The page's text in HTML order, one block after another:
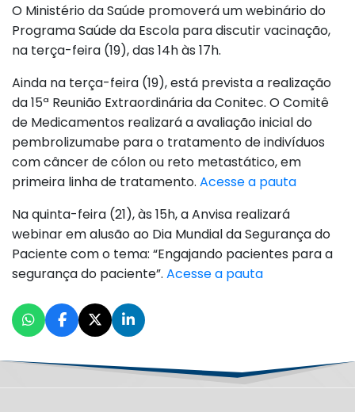
O Ministério da Saúde promoverá um webinário do
Programa Saúde da Escola para discutir vacinação,
na terça-feira (19), das 14h às 17h.
Ainda na terça-feira (19), está prevista a realização
da 15ª Reunião Extraordinária da Conitec. O Comitê
de Medicamentos realizará a avaliação inicial do
pembrolizumabe para o tratamento de indivíduos
com câncer de cólon ou reto metastático, em
primeira linha de tratamento. Acesse a pauta
Na quinta-feira (21), às 15h, a Anvisa realizará
webinar em alusão ao Dia Mundial da Segurança do
Paciente com o tema: “Engajando pacientes para a
segurança do paciente”. Acesse a pauta